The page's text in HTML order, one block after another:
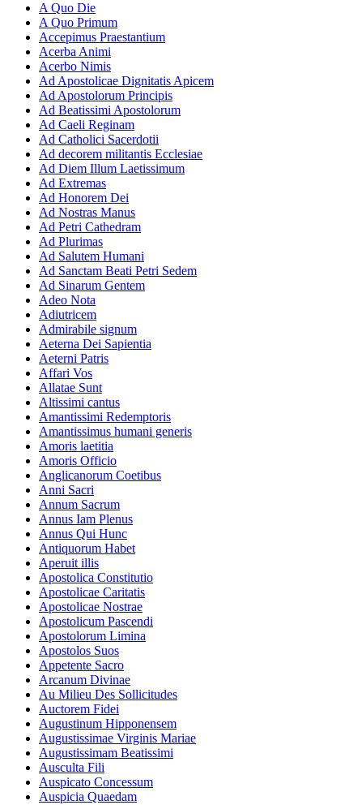
A Quo Die
A Quo Primum
Accepimus Praestantium
Acerba Animi
Acerbo Nimis
Ad Apostolicae Dignitatis Apicem
Ad Apostolorum Principis
Ad Beatissimi Apostolorum
Ad Caeli Reginam
Ad Catholici Sacerdotii
Ad decorem militantis Ecclesiae
Ad Diem Illum Laetissimum
Ad Extremas
Ad Honorem Dei
Ad Nostras Manus
Ad Petri Cathedram
Ad Plurimas
Ad Salutem Humani
Ad Sanctam Beati Petri Sedem
Ad Sinarum Gentem
Adeo Nota
Adiutricem
Admirabile signum
Aeterna Dei Sapientia
Aeterni Patris
Affari Vos
Allatae Sunt
Altissimi cantus
Amantissimi Redemptoris
Amantissimus humani generis
Amoris laetitia
Amoris Officio
Anglicanorum Coetibus
Anni Sacri
Annum Sacrum
Annus Iam Plenus
Annus Qui Hunc
Antiquorum Habet
Aperuit illis
Apostolica Constitutio
Apostolicae Caritatis
Apostolicae Nostrae
Apostolicum Pascendi
Apostolorum Limina
Apostolos Suos
Appetente Sacro
Arcanum Divinae
Au Milieu Des Sollicitudes
Auctorem Fidei
Augustinum Hipponensem
Augustissimae Virginis Mariae
Augustissimam Beatissimi
Ausculta Fili
Auspicato Concessum
Auspicia Quaedam